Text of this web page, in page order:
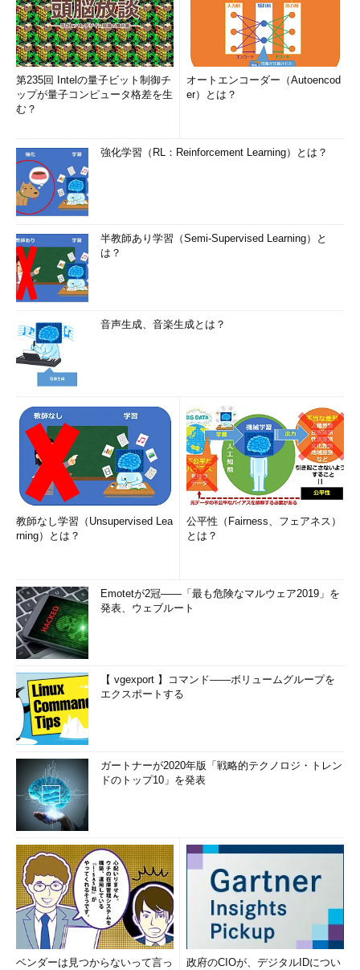
第235回 Intelの量子ビット制御チ
ップが量子コンピュータ格差を生
む？
オートエンコーダー（Autoencod
er）とは？
強化学習（RL：Reinforcement Learning）とは？
半教師あり学習（Semi-Supervised Learning）と
は？
音声生成、音楽生成とは？
教師なし学習（Unsupervised Lea
rning）とは？
公平性（Fairness、フェアネス）
とは？
Emotetが2冠――「最も危険なマルウェア2019」を
発表、ウェブルート
【 vgexport 】コマンド――ボリュームグループを
エクスポートする
ガートナーが2020年版「戦略的テクノロジ・トレン
ドのトップ10」を発表
ベンダーは見つからないって言っ
政府のCIOが、デジタルIDについ